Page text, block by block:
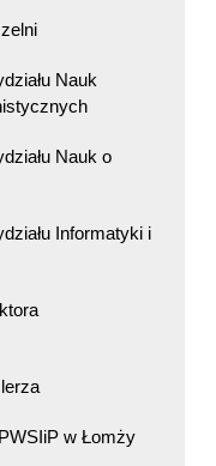
Nauk
Nauk o
Informatyki i
w Łomży